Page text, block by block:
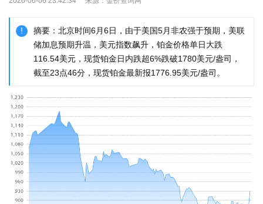
摘要：北京时间6月6日，由于美国5月非农强于预期，美联
储加息预期升温，美元指数飙升，铂金价格单日大跌
116.54美元，现货铂金日内跌超6%跌破1780美元/盎司，
截至23点46分，现货铂金最新报1776.95美元/盎司。